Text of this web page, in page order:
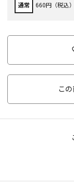
通常 660円（税込）
こ